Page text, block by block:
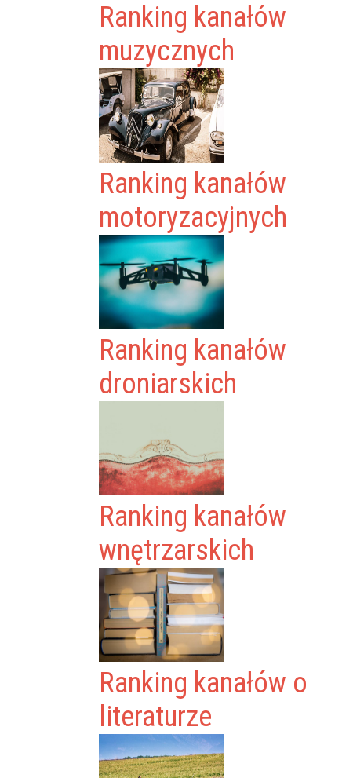
Ranking kanałów
muzycznych
Ranking kanałów
motoryzacyjnych
Ranking kanałów
droniarskich
Ranking kanałów
wnętrzarskich
Ranking kanałów o
literaturze